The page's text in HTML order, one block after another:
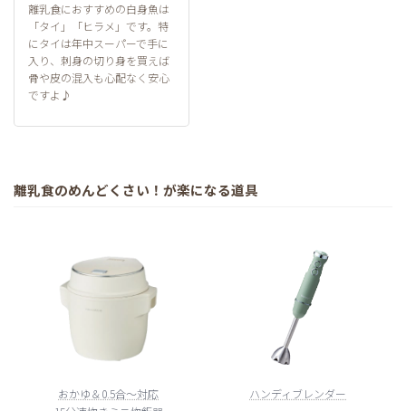
離乳食におすすめの白身魚は
「タイ」「ヒラメ」です。特
にタイは年中スーパーで手に
入り、刺身の切り身を買えば
骨や皮の混入も心配なく安心
ですよ♪
離乳食のめんどくさい！が楽になる道具
おかゆ＆0.5合～対応
ハンディブレンダー